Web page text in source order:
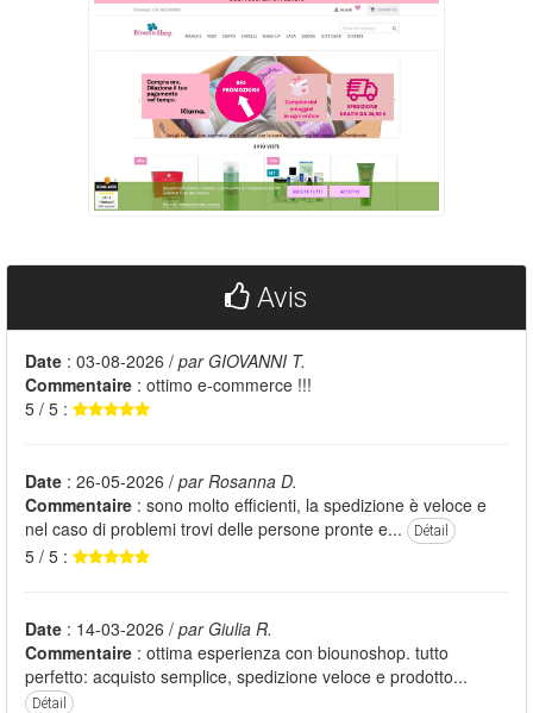
Avis
Date : 03-08-2026 / par GIOVANNI T.
Commentaire : ottimo e-commerce !!!
5 / 5 :
Date : 26-05-2026 / par Rosanna D.
Commentaire : sono molto efficienti, la spedizione è veloce e
nel caso di problemi trovi delle persone pronte e...
Détail
5 / 5 :
Date : 14-03-2026 / par Giulia R.
Commentaire : ottima esperienza con biounoshop. tutto
perfetto: acquisto semplice, spedizione veloce e prodotto...
Détail